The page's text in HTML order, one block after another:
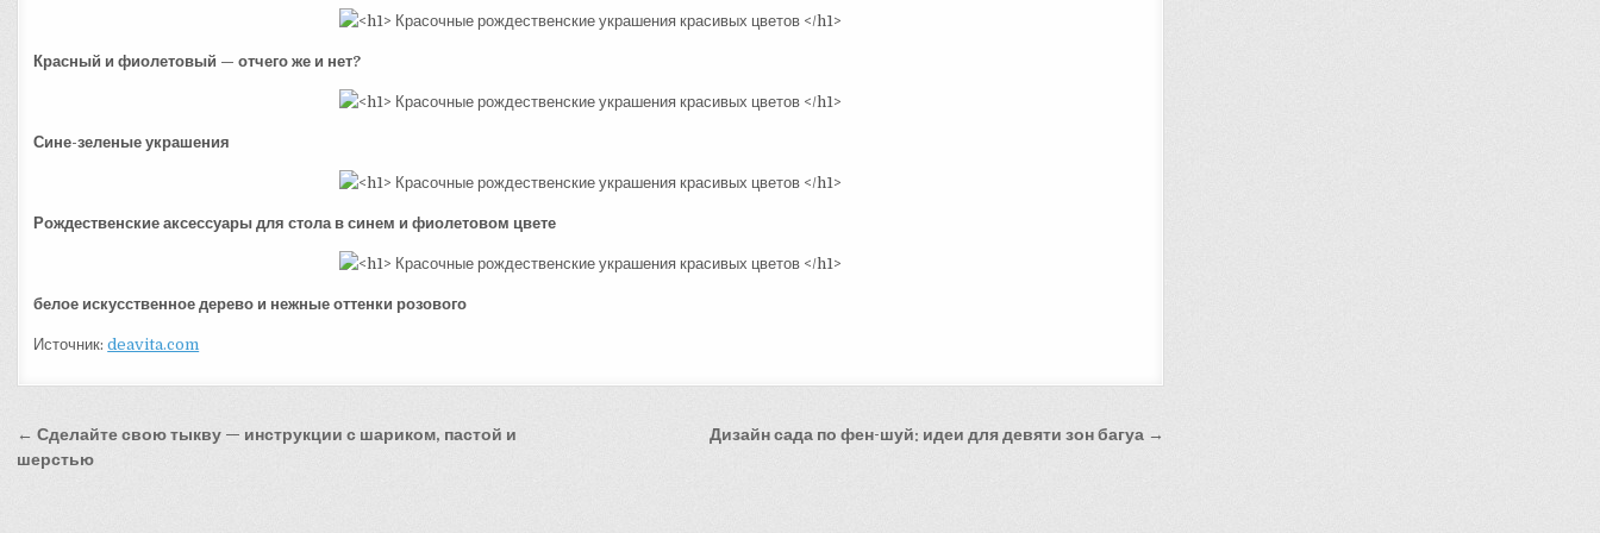
Красный и фиолетовый — отчего же и нет?
Сине-зеленые украшения
Рождественские аксессуары для стола в синем и фиолетовом цвете
белое искусственное дерево и нежные оттенки розового
Источник:deavita.com
Навигация
по
Дизайн сада по фен-шуй: идеи для девяти зон багуа →
← Сделайте свою тыкву — инструкции с шариком, пастой и
шерстью